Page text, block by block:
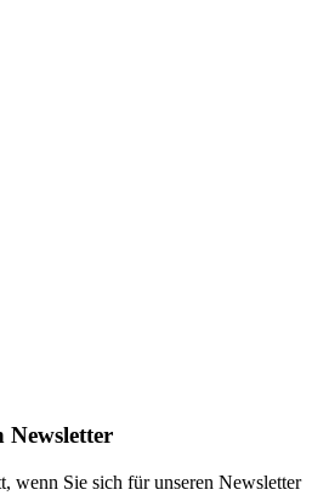
Newsletter
wenn Sie sich für unseren Newsletter